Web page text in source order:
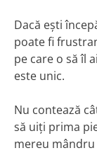
Dacă ești
poate fi
pe care o să îl
este unic.
Nu contează
să uiți prima
mereu mândru